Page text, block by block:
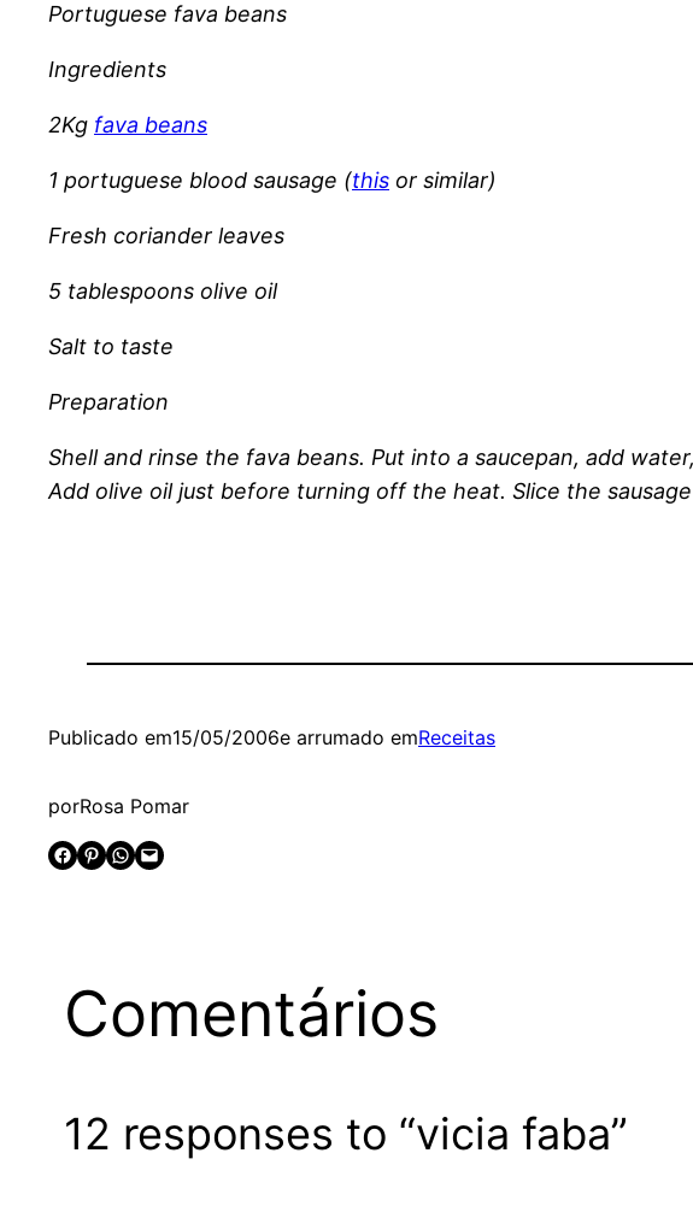
Portuguese fava beans
Ingredients
2Kg fava beans
1 portuguese blood sausage (this or similar)
Fresh coriander leaves
5 tablespoons olive oil
Salt to taste
Preparation
Shell and rinse the fava beans. Put into a saucepan, add
Add olive oil just before turning off the heat. Slice the
Publicado em15/05/2006e arrumado emReceitas
porRosa Pomar
Share on Facebook
Share on Pinterest Share on WhatsApp Email this Page
Comentários
12 responses to “vicia faba”